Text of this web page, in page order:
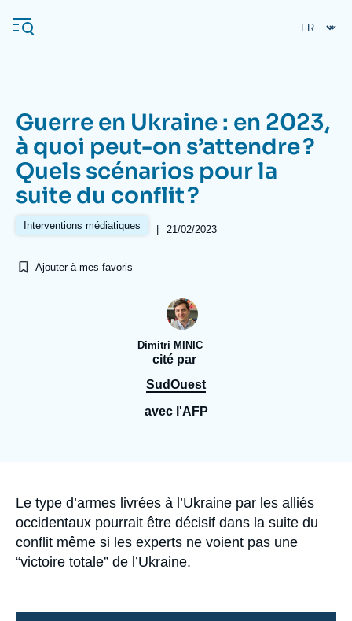
au
contenu
Navigation
principale
L'Ifri
Analyses
Se connecter
Guerre en Ukraine : en 2023,
à quoi peut-on s’attendre ?
Quels scénarios pour la
suite du conflit ?
Interventions médiatiques | 21/02/2023
Ajouter à mes favoris
Dimitri MINIC
cité par
SudOuest
avec l'AFP
Accroche
Le type d’armes livrées à l’Ukraine par les alliés
occidentaux pourrait être décisif dans la suite du
conflit même si les experts ne voient pas une
“victoire totale” de l’Ukraine.